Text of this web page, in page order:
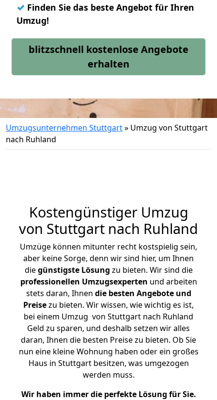
✓ Finden Sie das beste Angebot für Ihren
Umzug!
blitzschnell kostenlose Angebote
erhalten
Umzugsunternehmen Stuttgart» Umzug von Stuttgart
nach Ruhland
Kostengünstiger Umzug
von Stuttgart nach Ruhland
Umzüge können mitunter recht kostspielig sein,
aber keine Sorge, denn wir sind hier, um Ihnen
diegünstigste Lösung zu bieten. Wir sind die
professionellen Umzugsexperten und arbeiten
stets daran, Ihnen die besten Angebote und
Preisezu bieten. Wir wissen, wie wichtig es ist,
bei einem Umzug von Stuttgart nach Ruhland
Geld zu sparen, und deshalb setzen wir alles
daran, Ihnen die besten Preise zu bieten. Ob Sie
nun eine kleine Wohnung haben oder ein großes
Haus in Stuttgart besitzen, was umgezogen
werden muss.
Wir haben immer die perfekte Lösung für Sie.